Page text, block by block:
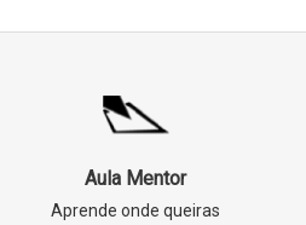
Aula Mentor
Aprende onde queiras